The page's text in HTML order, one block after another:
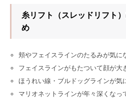
糸リフト（スレッドリフト
め
頬やフェイスラインのたるみが気に
フェイスラインがもたついて顔が大
ほうれい線・ブルドッグラインが気
マリオネットラインが年々深くなっ